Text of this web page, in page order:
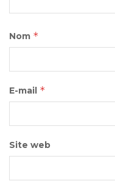
Nom *
E-mail *
Site web